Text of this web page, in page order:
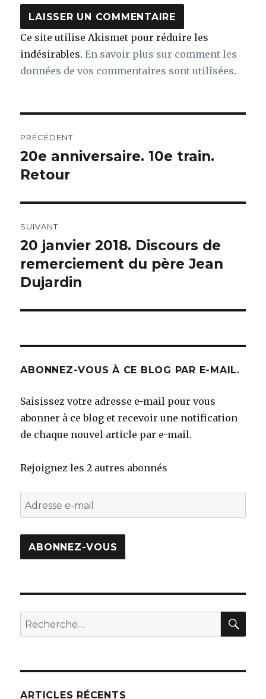
Ce site utilise Akismet pour réduire les
indésirables.En savoir plus sur comment les
données de vos commentaires sont utilisées.
de
l’article
PRÉCÉDENT
Article
précédent :
20e anniversaire. 10e train.
Retour
SUIVANT
Article
suivant :
20 janvier 2018. Discours de
remerciement du père Jean
Dujardin
ABONNEZ-VOUS À CE BLOG PAR E-MAIL.
Saisissez votre adresse e-mail pour vous
abonner à ce blog et recevoir une notification
de chaque nouvel article par e-mail.
Rejoignez les 2 autres abonnés
Adresse
e-
mail
ABONNEZ-VOUS
Recherche
pour
ARTICLES RÉCENTS